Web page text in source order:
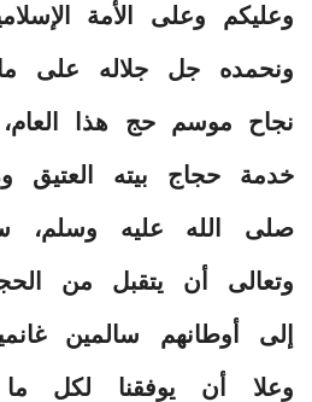
وعليكم وعلى الأمة
ونحمده جل جلاله على
نجاح موسم حج هذا
خدمة حجاج بيته العتيق
صلى الله عليه وسلم،
وتعالى أن يتقبل من
إلى أوطانهم سالمين
وعلا أن يوفقنا لكل